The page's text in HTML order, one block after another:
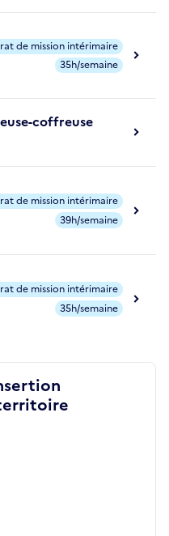
de mission intérimaire
35h/semaine
coffreuse
de mission intérimaire
39h/semaine
de mission intérimaire
35h/semaine